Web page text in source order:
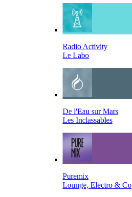
Radio Activity
Le Labo
De l'Eau sur Mars
Les Inclassables
Puremix
Lounge, Electro & Co